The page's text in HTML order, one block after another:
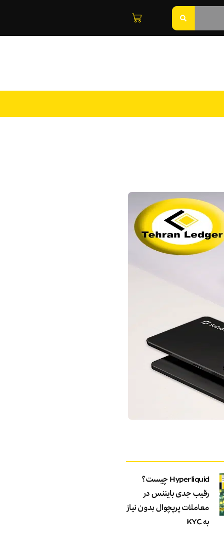
Hyperliquid چیست؟
رقیب جدی بایننس در
معاملات پرپچوال بدون نیاز
به KYC